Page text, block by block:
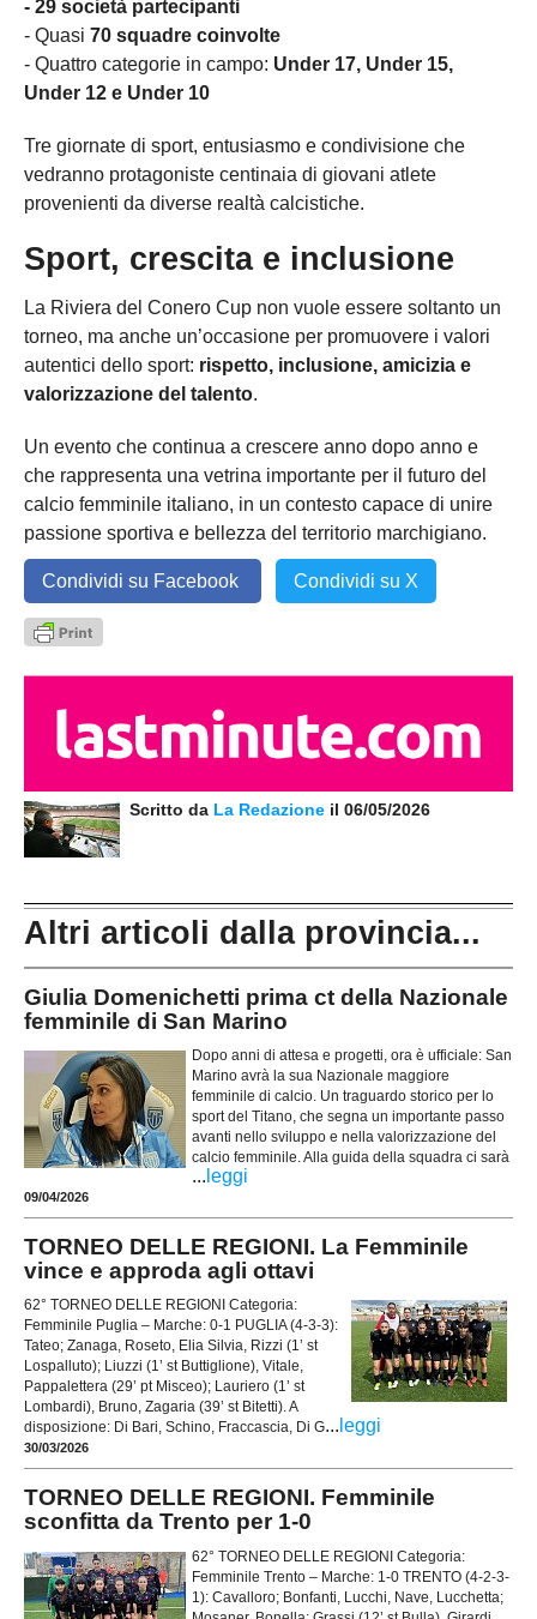
- 29 società partecipanti
- Quasi 70 squadre coinvolte
- Quattro categorie in campo: Under 17, Under 15,
Under 12 e Under 10
Tre giornate di sport, entusiasmo e condivisione che
vedranno protagoniste centinaia di giovani atlete
provenienti da diverse realtà calcistiche.
Sport, crescita e inclusione
La Riviera del Conero Cup non vuole essere soltanto un
torneo, ma anche un’occasione per promuovere i valori
autentici dello sport: rispetto, inclusione, amicizia e
valorizzazione del talento.
Un evento che continua a crescere anno dopo anno e
che rappresenta una vetrina importante per il futuro del
calcio femminile italiano, in un contesto capace di unire
passione sportiva e bellezza del territorio marchigiano.
Condividi su Facebook Condividi su X
Scritto da La Redazione il 06/05/2026
Altri articoli dalla provincia...
Giulia Domenichetti prima ct della Nazionale
femminile di San Marino
Dopo anni di attesa e progetti, ora è ufficiale: San
Marino avrà la sua Nazionale maggiore
femminile di calcio. Un traguardo storico per lo
sport del Titano, che segna un importante passo
avanti nello sviluppo e nella valorizzazione del
calcio femminile. Alla guida della squadra ci sarà
... leggi
09/04/2026
TORNEO DELLE REGIONI. La Femminile
vince e approda agli ottavi
62° TORNEO DELLE REGIONI Categoria:
Femminile Puglia – Marche: 0-1 PUGLIA (4-3-3):
Tateo; Zanaga, Roseto, Elia Silvia, Rizzi (1’ st
Lospalluto); Liuzzi (1’ st Buttiglione), Vitale,
Pappalettera (29’ pt Misceo); Lauriero (1’ st
Lombardi), Bruno, Zagaria (39’ st Bitetti). A
disposizione: Di Bari, Schino, Fraccascia, Di G... leggi
30/03/2026
TORNEO DELLE REGIONI. Femminile
sconfitta da Trento per 1-0
62° TORNEO DELLE REGIONI Categoria:
Femminile Trento – Marche: 1-0 TRENTO (4-2-3-
1): Cavalloro; Bonfanti, Lucchi, Nave, Lucchetta;